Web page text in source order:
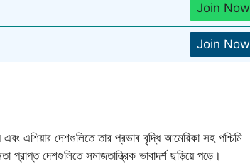
Join Now
Join Now
এশিয়ার দেশগুলিতে তার প্রভাব বৃদ্ধি আমেরিকা সহ পশ্চিমি
দেশগুলিতে সমাজতান্ত্রিক ভাবাদর্শ ছড়িয়ে পড়ে।